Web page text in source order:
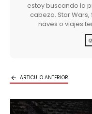
estoy buscando la
cabeza. Star Wars,
naves o viajes
ARTICULO ANTERIOR